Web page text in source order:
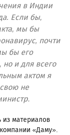
в Индии
Если бы,
мы бы
почти
бы его
но и для всего
актом я
не
материалов
«Даму».